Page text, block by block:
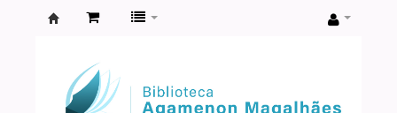
Agamenon
Magalhães